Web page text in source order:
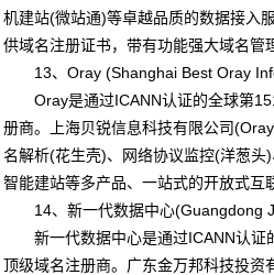
机建站(微站通)等卓越品质的数据接入
供域名注册证书，带有功能强大域名管
13、Oray (Shanghai Best Oray
Oray是通过ICANN认证的全球第
册商。上海贝锐信息科技有限公司
名解析(花生壳)、网络协议监控(洋葱头
智能建站等多产品、一站式的开放式互
14、新一代数据中心(Guangdong
新一代数据中心是通过ICANN认证
顶级域名注册商。广东金万邦科技投资